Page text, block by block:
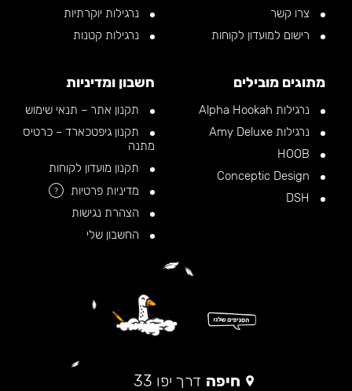
צרו קשר
רישום למועדון לקוחות
נרגילות יוקרתיות
נרגילות קטנות
מתוגים מובילים
נרגילות Alpha Hookah
נרגילות Amy Deluxe
חשבון ומדיניות
תקנון אתר – תנאי שימוש
תקנון גיפטכארד – כרטיס
מתנה
תקנון מועדון לקוחות
מדיניות פרטיות
?
הצהרת נגישות
החשבון שלי
חיפה דרך יפו 33